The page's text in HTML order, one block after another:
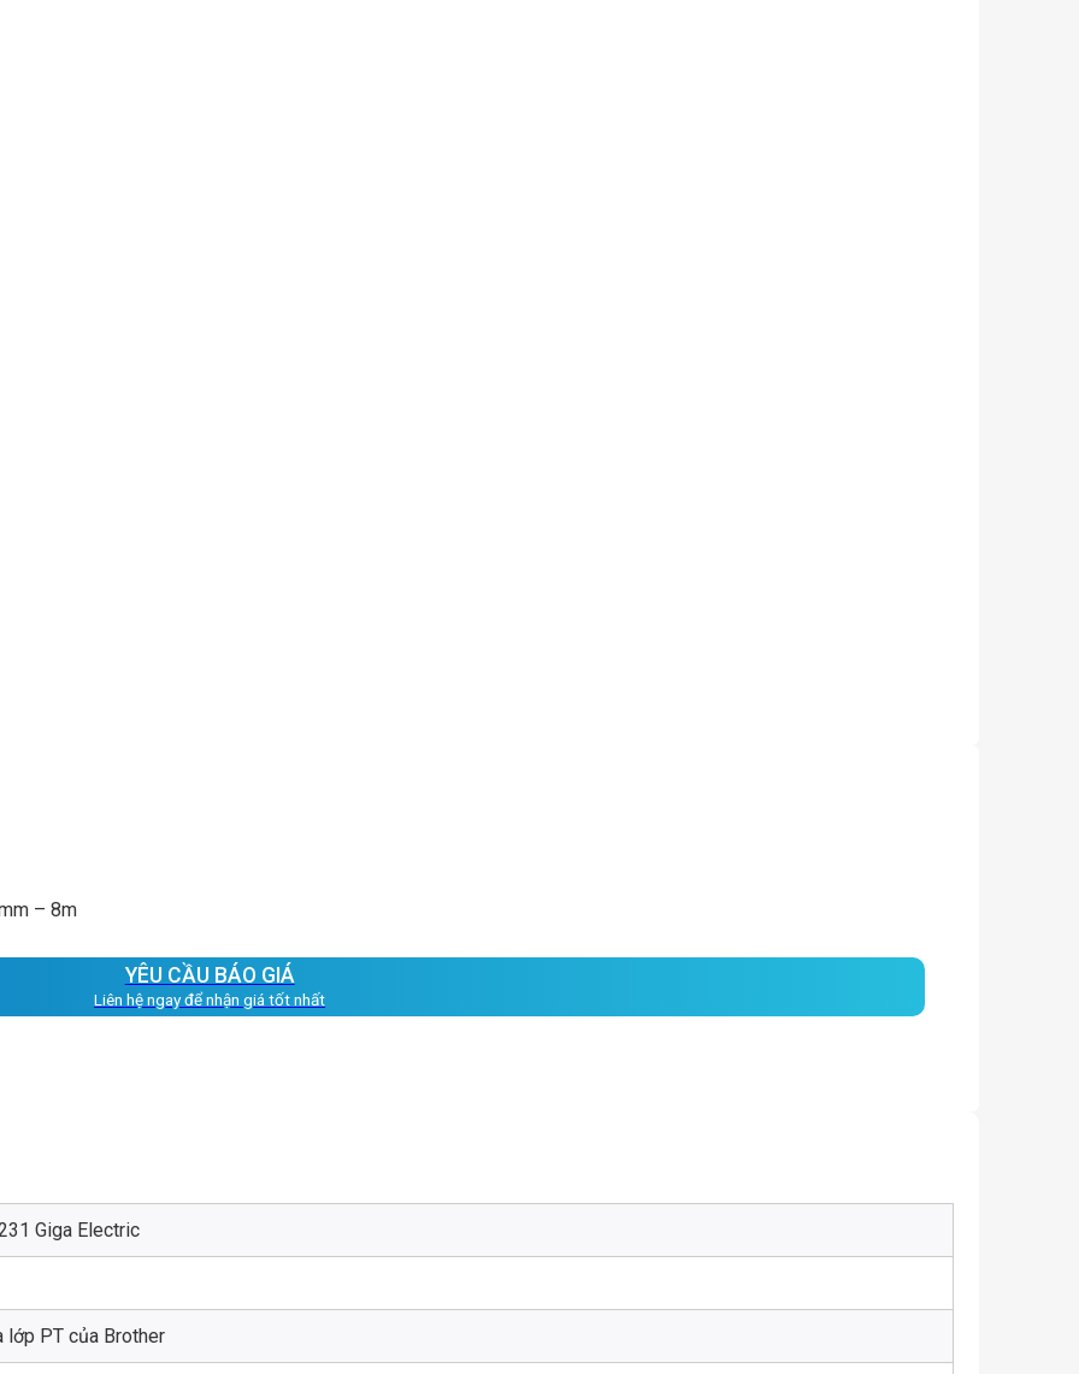
– 8m
YÊU CẦU BÁO GIÁ
Liên hệ ngay để nhận giá tốt nhất
Giga Electric
lớp PT của Brother